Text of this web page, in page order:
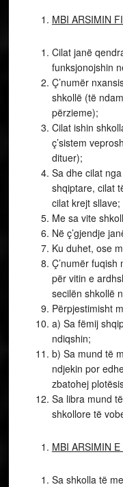
MBI ARSIMIN
Cilat janë
funksjonojshin
Ç’numër
shkollë (të
përzieme);
Cilat ishin
ç’sistem
dituer);
Sa dhe cilat
shqiptare, cilat
cilat krejt sllave;
Me sa vite
Në ç’gjendje
Ku duhet, ose
Ç’numër
për vitin e
secilën shkollë
Përpjestimisht
a) Sa fëmij
ndiqshin;
b) Sa mund të
ndjekin por
zbatohej
Sa libra mund
shkollore të
MBI ARSIMIN
Sa shkolla të